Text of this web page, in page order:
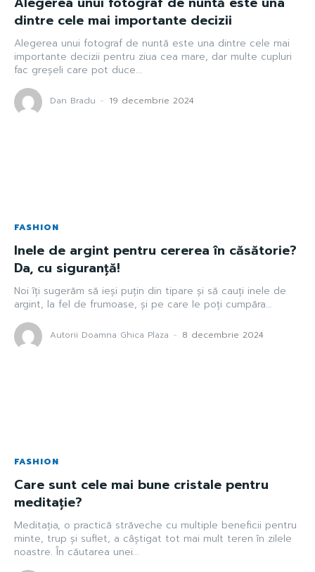
dintre cele mai importante decizii
Alegerea unui fotograf de nuntă este una dintre cele mai
importante decizii pentru ziua cea mare, dar multe cupluri
fac greșeli care pot duce...
Dan Bradu - 19 decembrie 2024
FASHION
Inele de argint pentru cererea în căsătorie?
Da, cu siguranță!
Noi îți sugerăm să ieși puțin din tipare și să cauți inele de
argint, la fel de frumoase, și pe care le poți cumpăra...
Autorii Doamna Ghica Plaza - 8 decembrie 2024
FASHION
Care sunt cele mai bune cristale pentru
meditație?
Meditația, o practică străveche cu multiple beneficii pentru
minte, trup și suflet, a câștigat tot mai mult teren în zilele
noastre. În căutarea unei...